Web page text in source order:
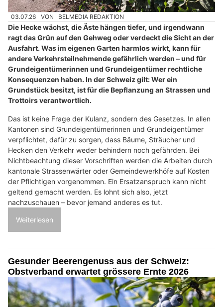
03.07.26 VON BELMEDIA REDAKTION
Die Hecke wächst, die Äste hängen tiefer, und irgendwann
ragt das Grün auf den Gehweg oder verdeckt die Sicht an der
Ausfahrt. Was im eigenen Garten harmlos wirkt, kann für
andere Verkehrsteilnehmende gefährlich werden – und für
Grundeigentümerinnen und Grundeigentümer rechtliche
Konsequenzen haben. In der Schweiz gilt: Wer ein
Grundstück besitzt, ist für die Bepflanzung an Strassen und
Trottoirs verantwortlich.
Das ist keine Frage der Kulanz, sondern des Gesetzes. In allen
Kantonen sind Grundeigentümerinnen und Grundeigentümer
verpflichtet, dafür zu sorgen, dass Bäume, Sträucher und
Hecken den Verkehr weder behindern noch gefährden. Bei
Nichtbeachtung dieser Vorschriften werden die Arbeiten durch
kantonale Strassenwärter oder Gemeindewerkhöfe auf Kosten
der Pflichtigen vorgenommen. Ein Ersatzanspruch kann nicht
geltend gemacht werden. Es lohnt sich also, jetzt
nachzuschauen – bevor jemand anderes es tut.
Weiterlesen
Gesunder Beerengenuss aus der Schweiz:
Obstverband erwartet grössere Ernte 2026